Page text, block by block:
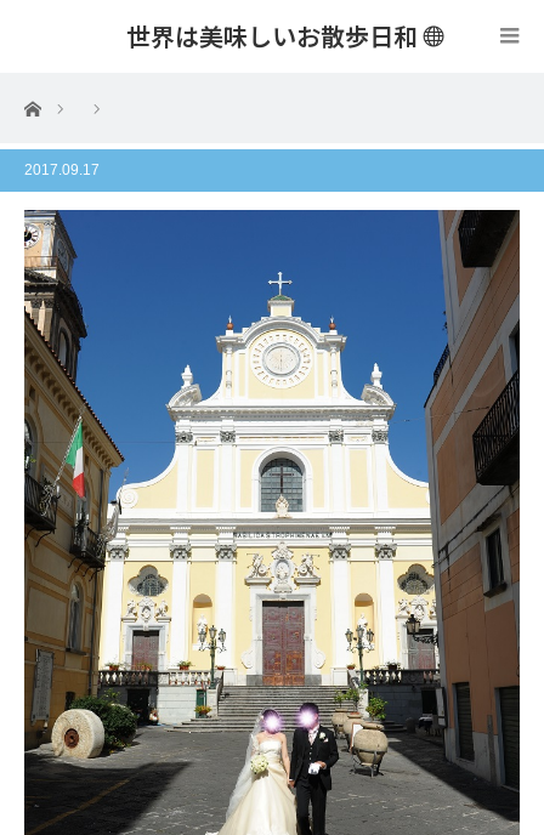
世界は美味しいお散歩日和
ホーム
2017.09.17